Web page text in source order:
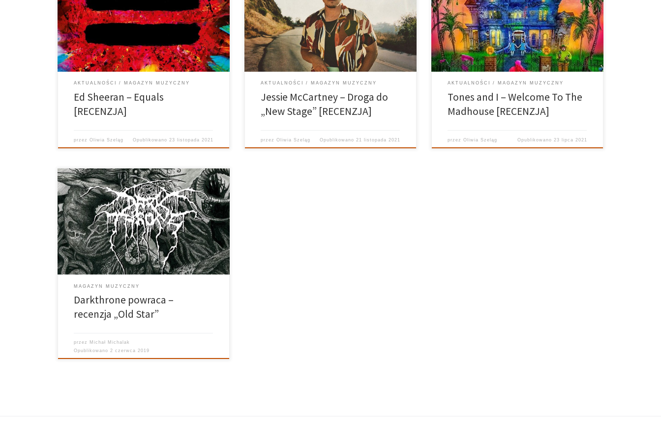
Ed Sheeran prezentuje prawdopodobnie ostatni
krążek z matematycznej serii. Przekonaj się, jakie jest
Equals, czytając naszą recenzję!
AKTUALNOŚCI MAGAZYN MUZYCZNY
Ed Sheeran – Equals
[RECENZJA]
przezOliwia Szeląg Opublikowano 23 listopada 2021
Jessie McCartney powraca po 7-letniej przerwie. Jego
nowy materiał jest na zaskakująco wysokim poziomie.
Sprawdź recenzję albumu New Stage!
AKTUALNOŚCI MAGAZYN MUZYCZNY
Jessie McCartney – Droga do
„New Stage” [RECENZJA]
przezOliwia Szeląg Opublikowano 21 listopada 2021
Sprawdź, czy Tones and I, czyli autorka popularnego
hitu udźwignęła swój debiut!
AKTUALNOŚCI MAGAZYN MUZYCZNY
Tones and I – Welcome To The
Madhouse [RECENZJA]
przezOliwia Szeląg Opublikowano 23 lipca 2021
Fenriz Ty stary draniu, znowu to zrobiłeś… Na samym
początku muszę przyznać, że nie śledziłem zbyt
mocno działań Darkthrone po wypuszczeniu już
niemalże ikonicznego Transilvanian Hunger. Zawsze
byłem twardym zwolennikiem ich rówieśników czyli
Mayhem oraz Burzum, którym poświęcałem nieco
więcej […]
MAGAZYN MUZYCZNY
Darkthrone powraca –
recenzja „Old Star”
przez Michał Michalak
Opublikowano2 czerwca 2019